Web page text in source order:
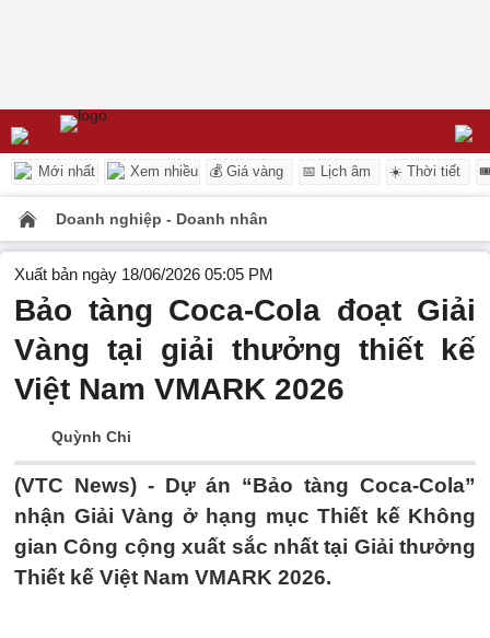
Mới nhất Xem nhiều 💰 Giá vàng 📅 Lịch âm ☀️ Thời tiết
Doanh nghiệp - Doanh nhân
Xuất bản ngày 18/06/2026 05:05 PM
Bảo tàng Coca-Cola đoạt Giải
Vàng tại giải thưởng thiết kế
Việt Nam VMARK 2026
Quỳnh Chi
(VTC News) - Dự án “Bảo tàng Coca-Cola”
nhận Giải Vàng ở hạng mục Thiết kế Không
gian Công cộng xuất sắc nhất tại Giải thưởng
Thiết kế Việt Nam VMARK 2026.